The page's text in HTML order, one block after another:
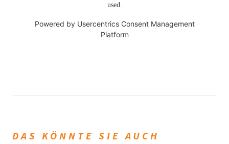
used.
Powered by Usercentrics Consent Management
Platform
DAS KÖNNTE SIE AUCH